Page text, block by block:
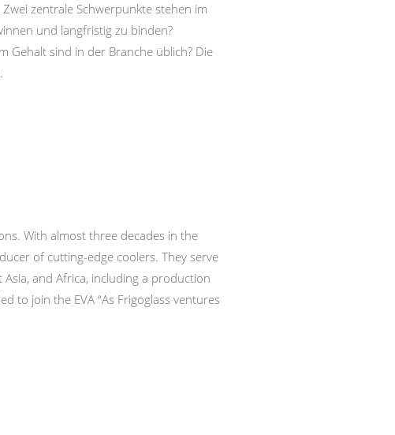
zentrale Schwerpunkte stehen im
und langfristig zu binden?
Gehalt sind in der Branche üblich? Die
With almost three decades in the
of cutting-edge coolers. They serve
and Africa, including a production
to join the EVA “As Frigoglass ventures